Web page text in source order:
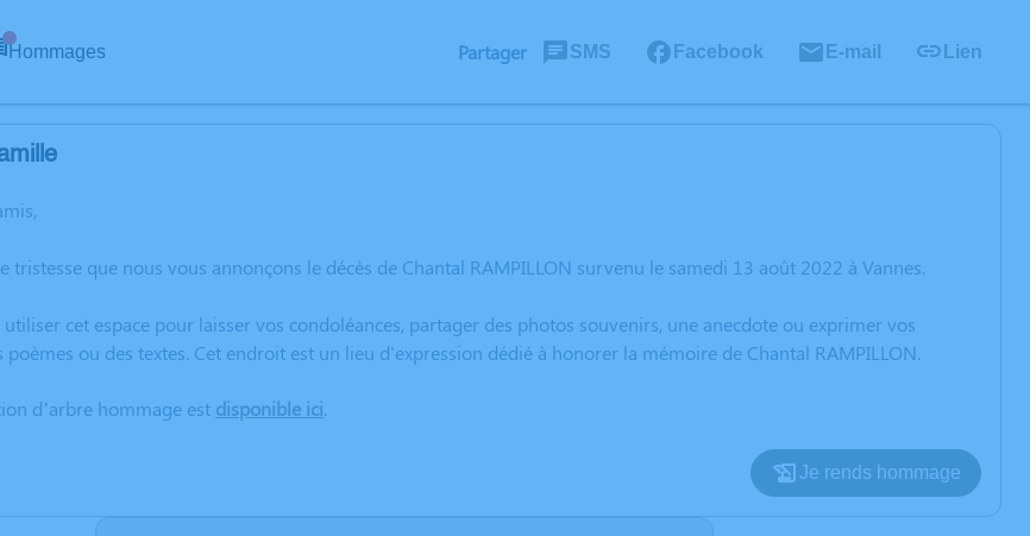
Hommages Partager SMS Facebook E-mail Lien
tristesse que nous vous annonçons le décès de Chantal RAMPILLON survenu le samedi 13 août 2022 à Vannes.
cet espace pour laisser vos condoléances, partager des photos souvenirs, une anecdote ou exprimer vos
poèmes ou des textes. Cet endroit est un lieu d'expression dédié à honorer la mémoire de Chantal RAMPILLON.
d’arbre hommage est disponible ici.
Je rends hommage